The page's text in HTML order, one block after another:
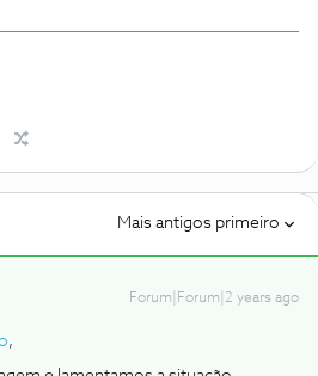
Mais antigos primeiro
Forum|Forum|2 years ago
,